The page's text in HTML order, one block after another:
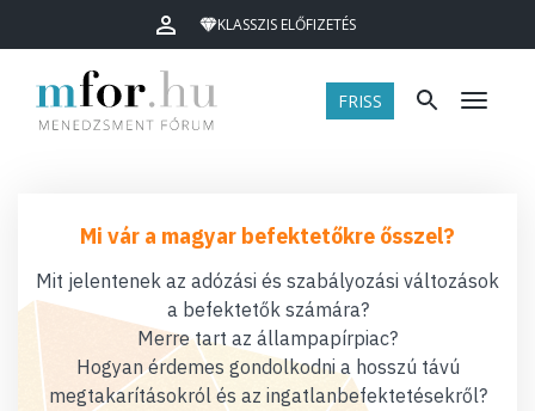
KLASSZIS ELŐFIZETÉS
FRISS Menü
Mi vár a magyar befektetőkre ősszel?
Mit jelentenek az adózási és szabályozási változások
a befektetők számára?
Merre tart az állampapírpiac?
Hogyan érdemes gondolkodni a hosszú távú
megtakarításokról és az ingatlanbefektetésekről?